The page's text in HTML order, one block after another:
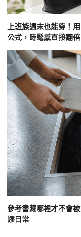
上班族週末也能穿！
公式，時髦感直接翻倍
參考書藏哪裡才不會
謬日常